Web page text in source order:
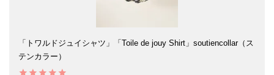
「トワルドジュイシャツ」「Toile de jouy Shirt」soutiencollar（ス
テンカラー）